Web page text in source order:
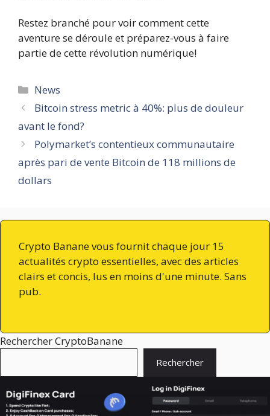
Restez branché pour voir comment cette
aventure se déroule et préparez-vous à faire
partie de cette révolution numérique!
Catégories
News
Bitcoin stress metric à 40%: plus de douleur
avant le fond?
Polymarket’s contentieux communautaire
après pari de vente Bitcoin de 118 millions de
dollars
Crypto Banane vous fournit chaque jour 15
actualités crypto essentielles, avec des articles
clairs et concis, lus en moins d'une minute. Sans
pub.
Rechercher CryptoBanane
Rechercher